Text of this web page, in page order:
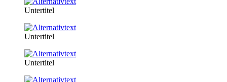
Untertitel
Untertitel
Untertitel